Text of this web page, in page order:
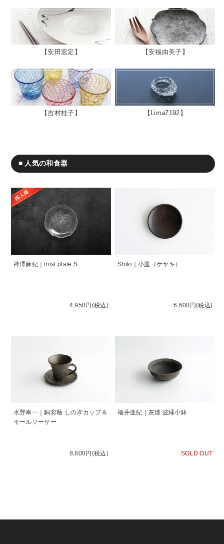
安田宏定 安福由美子
吉村桂子 Lima7192
■ 人気の和食器
神澤麻紀｜mist plate S
4,950円(税込)
Shiki｜小皿（ケヤキ）
6,600円(税込)
水野幸一｜銅彩釉 しのぎカップ＆
モールソーサー
8,800円(税込)
福井亜紀｜灰煙 波縁小鉢
SOLD OUT